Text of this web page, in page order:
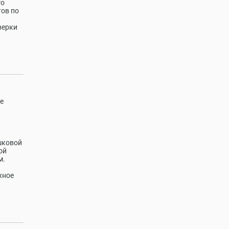
по